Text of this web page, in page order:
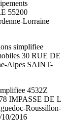
55200
Lorraine
simplifiee
30 RUE DE
Alpes SAINT-
4532Z
IMPASSE DE L
Roussillon-
2016